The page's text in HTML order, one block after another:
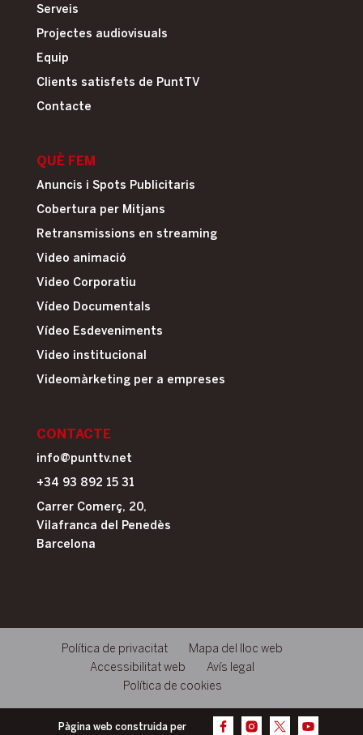
Serveis
Projectes audiovisuals
Equip
Clients satisfets de PuntTV
Contacte
QUÈ FEM
Anuncis i Spots Publicitaris
Cobertura per Mitjans
Retransmissions en streaming
Video animació
Video Corporatiu
Vídeo Documentals
Vídeo Esdeveniments
Video institucional
Videomàrketing per a empreses
CONTACTE
info@punttv.net
+34 93 892 15 31
Carrer Comerç, 20,
Vilafranca del Penedès
Barcelona
Política de privacitat
Mapa del lloc web
Accessibilitat web
Avís legal
Política de cookies
Pàgina web construida per